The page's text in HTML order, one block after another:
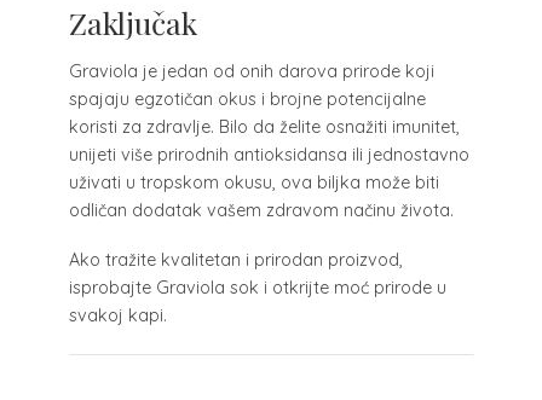
Zaključak
Graviola je jedan od onih darova prirode koji
spajaju egzotičan okus i brojne potencijalne
koristi za zdravlje. Bilo da želite osnažiti imunitet,
unijeti više prirodnih antioksidansa ili jednostavno
uživati u tropskom okusu, ova biljka može biti
odličan dodatak vašem zdravom načinu života.
Ako tražite kvalitetan i prirodan proizvod,
isprobajte Graviola sok i otkrijte moć prirode u
svakoj kapi.